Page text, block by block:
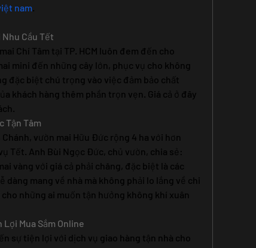
nam.
Nhu Cầu Tết
Chí Tâm tại TP. HCM luôn đem đến cho
mini đến những cây lớn, phục vụ cho không
đặc biệt chú trọng vào việc đảm bảo chất
khách hàng thêm phần trọn vẹn. Giá cả ở đây
Tận Tâm
vườn mai Hữu Đức rộng 4 ha với hơn
Tết. Anh Bùi Ngọc Đức, chủ vườn, chia sẻ:
vàng với giá cả phải chăng, đặc biệt là các
mang về nhà mà không phải lo lắng về chi
những ai muốn tận hưởng không khí xuân
Lợi Mua Sắm Online
sự tiện lợi với dịch vụ giao hàng tận nhà cho